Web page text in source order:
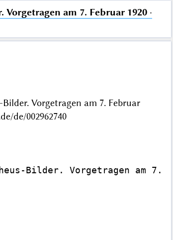
am 7. Februar 1920·
Vorgetragen am 7. Februar
de/002962740
Bilder. Vorgetragen am 7.